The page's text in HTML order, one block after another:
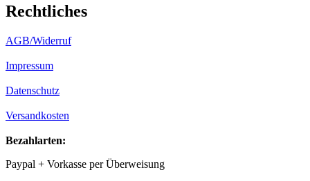
Rechtliches
AGB/Widerruf
Impressum
Datenschutz
Versandkosten
Bezahlarten:
Paypal + Vorkasse per Überweisung